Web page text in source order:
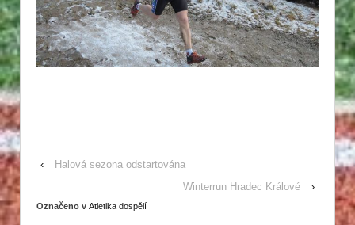
‹
Halová sezona odstartována
Winterrun Hradec Králové
›
Označeno v Atletika dospělí